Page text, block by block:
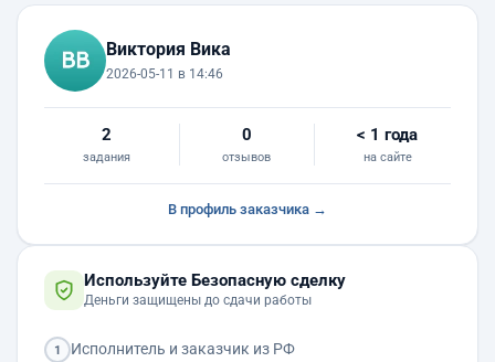
Виктория Вика
2026-05-11 в 14:46
2
задания
0
отзывов
< 1 года
на сайте
В профиль заказчика →
Используйте Безопасную сделку
Деньги защищены до сдачи работы
1 Исполнитель и заказчик из РФ